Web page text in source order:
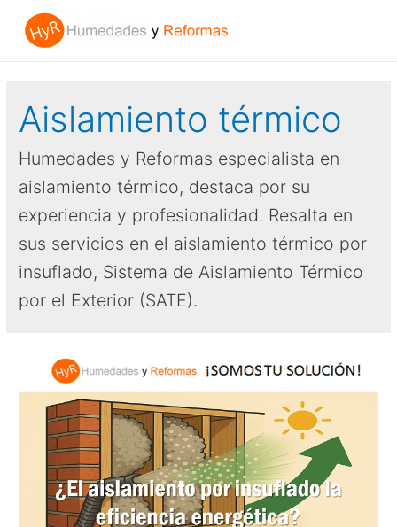
Aislamiento térmico
Humedades y Reformas especialista en
aislamiento térmico, destaca por su
experiencia y profesionalidad. Resalta en
sus servicios en el aislamiento térmico por
insuflado, Sistema de Aislamiento Térmico
por el Exterior (SATE).